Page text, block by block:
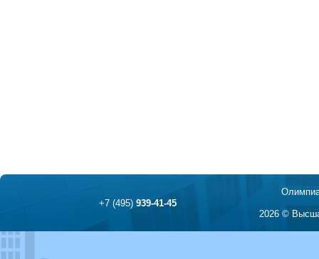
+7 (495)939-41-45
2026 ©